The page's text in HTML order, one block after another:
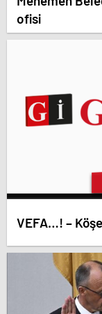
ofisi
VEFA…! – Köşe